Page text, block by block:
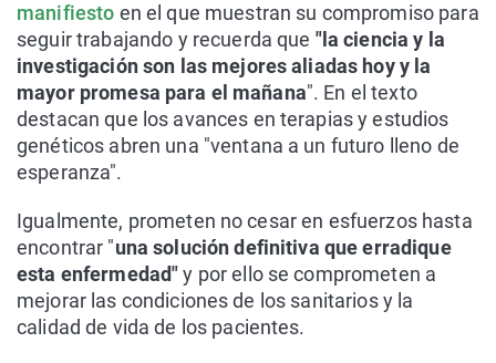
manifiesto en el que muestran su compromiso para
seguir trabajando y recuerda que "la ciencia y la
investigación son las mejores aliadas hoy y la
mayor promesa para el mañana". En el texto
destacan que los avances en terapias y estudios
genéticos abren una "ventana a un futuro lleno de
esperanza".
Igualmente, prometen no cesar en esfuerzos hasta
encontrar "una solución definitiva que erradique
esta enfermedad"y por ello se comprometen a
mejorar las condiciones de los sanitarios y la
calidad de vida de los pacientes.